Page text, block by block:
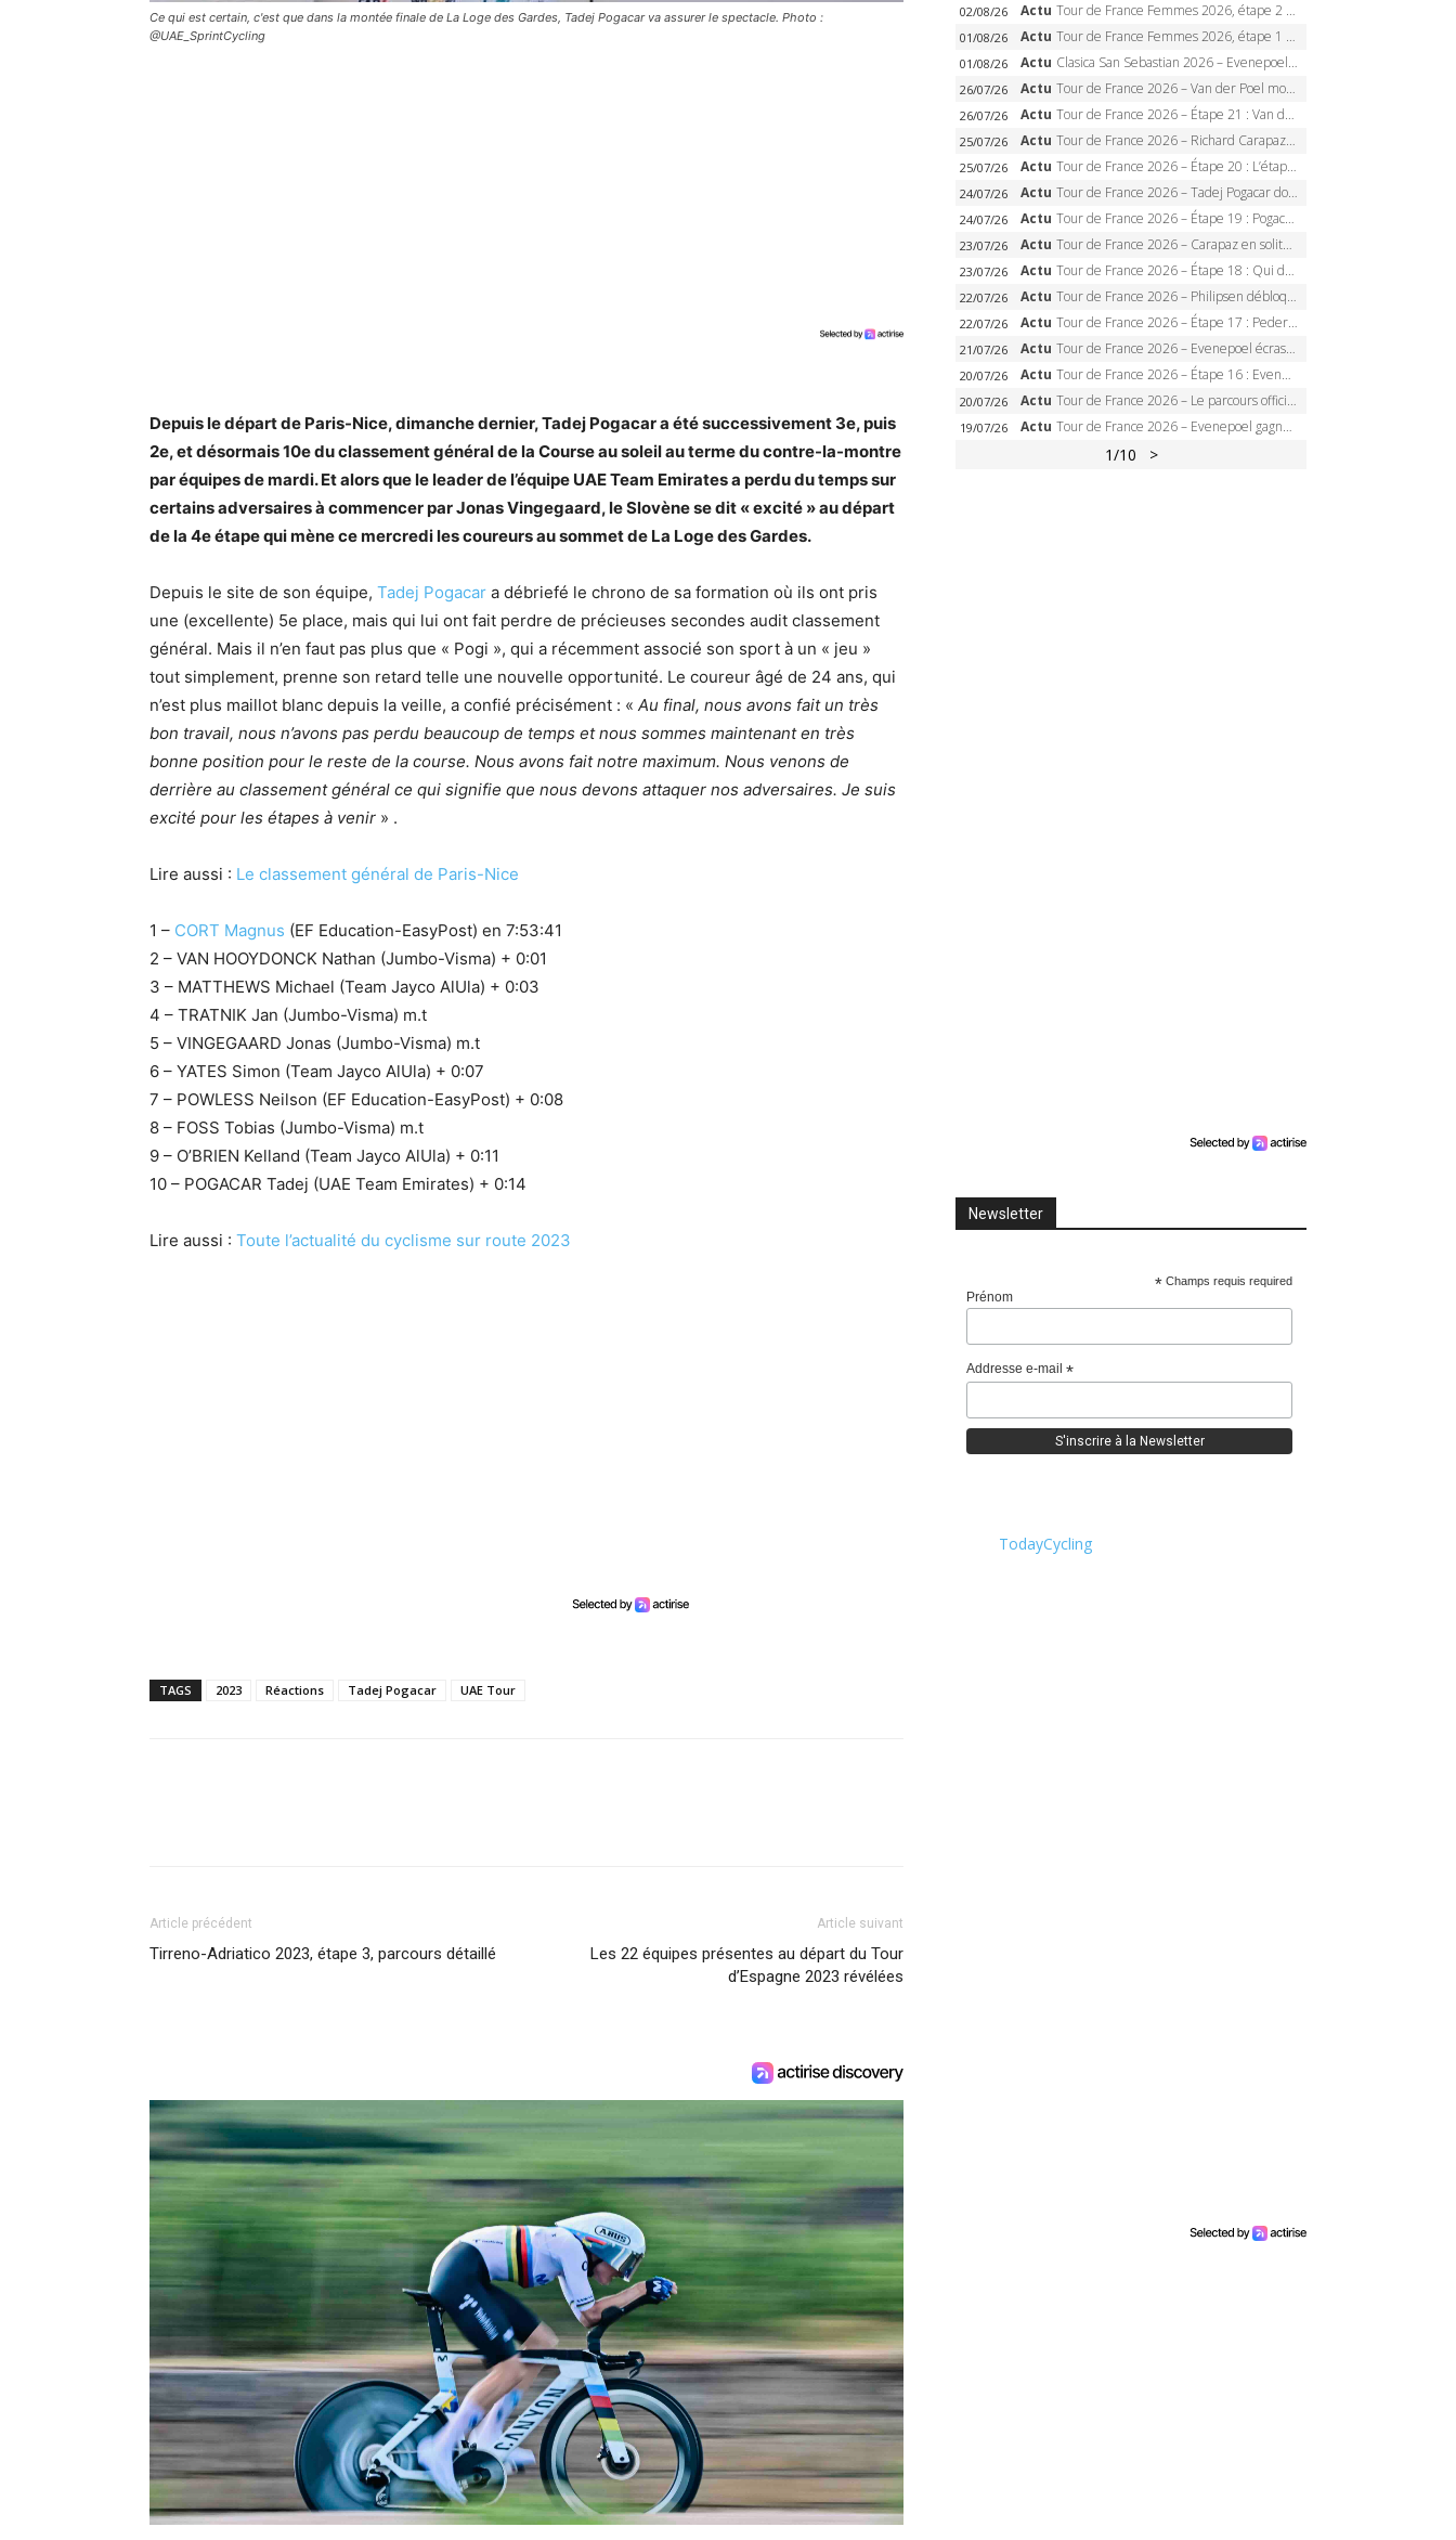
Ce qui est certain, c'est que dans la montée finale de La Loge des Gardes, Tadej Pogacar va assurer le spectacle. Photo :
@UAE_SprintCycling
Depuis le départ de Paris-Nice, dimanche dernier, Tadej Pogacar a été successivement 3e, puis
2e, et désormais 10e du classement général de la Course au soleil au terme du contre-la-montre
par équipes de mardi. Et alors que le leader de l’équipe UAE Team Emirates a perdu du temps sur
certains adversaires à commencer par Jonas Vingegaard, le Slovène se dit « excité » au départ
de la 4e étape qui mène ce mercredi les coureurs au sommet de La Loge des Gardes.
Depuis le site de son équipe, Tadej Pogacar a débriefé le chrono de sa formation où ils ont pris
une (excellente) 5e place, mais qui lui ont fait perdre de précieuses secondes audit classement
général. Mais il n’en faut pas plus que « Pogi », qui a récemment associé son sport à un « jeu »
tout simplement, prenne son retard telle une nouvelle opportunité. Le coureur âgé de 24 ans, qui
n’est plus maillot blanc depuis la veille, a confié précisément : « Au final, nous avons fait un très
bon travail, nous n’avons pas perdu beaucoup de temps et nous sommes maintenant en très
bonne position pour le reste de la course. Nous avons fait notre maximum. Nous venons de
derrière au classement général ce qui signifie que nous devons attaquer nos adversaires. Je suis
excité pour les étapes à venir » .
Lire aussi : Le classement général de Paris-Nice
1 – CORT Magnus (EF Education-EasyPost) en 7:53:41
2 – VAN HOOYDONCK Nathan (Jumbo-Visma) + 0:01
3 – MATTHEWS Michael (Team Jayco AlUla) + 0:03
4 – TRATNIK Jan (Jumbo-Visma) m.t
5 – VINGEGAARD Jonas (Jumbo-Visma) m.t
6 – YATES Simon (Team Jayco AlUla) + 0:07
7 – POWLESS Neilson (EF Education-EasyPost) + 0:08
8 – FOSS Tobias (Jumbo-Visma) m.t
9 – O’BRIEN Kelland (Team Jayco AlUla) + 0:11
10 – POGACAR Tadej (UAE Team Emirates) + 0:14
Lire aussi : Toute l’actualité du cyclisme sur route 2023
TAGS 2023 Réactions Tadej Pogacar UAE Tour
Article précédent
Tirreno-Adriatico 2023, étape 3, parcours détaillé
Article suivant
Les 22 équipes présentes au départ du Tour
d’Espagne 2023 révélées
02/08/26 Actu Tour de France Femmes 2026, étape 2 – Lorena Wiebes doublé à Genève, Markus héroïque, 7e record
01/08/26 Actu Tour de France Femmes 2026, étape 1 – Lorena Wiebes intouchable à Lausanne, premier maillot jaune
01/08/26 Actu Clasica San Sebastian 2026 – Evenepoel recordman, 4e victoire, Carapaz battu au sprint
26/07/26 Actu Tour de France 2026 – Van der Poel monumental à Paris, Pogacar égale le record des cinq sacres
26/07/26 Actu Tour de France 2026 – Étape 21 : Van der Poel, Pogacar, qui succédera à Wout van Aert sur les Champs-Elysées ?
25/07/26 Actu Tour de France 2026 – Richard Carapaz roi des Alpes, doublé et maillot à pois, Seixas perd le podium
25/07/26 Actu Tour de France 2026 – Étape 20 : L’étape reine, Galibier, Sarenne, Alpe d’Huez, qui succédera à Pogacar ?
24/07/26 Actu Tour de France 2026 – Tadej Pogacar dompte l’Alpe d’Huez, 5e victoire, record de Pantani pulvérisé
24/07/26 Actu Tour de France 2026 – Étape 19 : Pogacar peut-il enfin dompter l’Alpe d’Huez ?
23/07/26 Actu Tour de France 2026 – Carapaz en solitaire à Orcières-Merlette, Paret-Peintre à un point du maillot à pois
23/07/26 Actu Tour de France 2026 – Étape 18 : Qui domptera Orcières-Merlette, première marche vers l’Alpe d’Huez ?
22/07/26 Actu Tour de France 2026 – Philipsen débloque son compteur à Voiron, Pedersen en danger pour le maillot vert
22/07/26 Actu Tour de France 2026 – Étape 17 : Pedersen peut-il verrouiller le maillot vert à Voiron ?
21/07/26 Actu Tour de France 2026 – Evenepoel écrase le chrono d’Évian, Seixas 4e, Lipowitz abandonne
20/07/26 Actu Tour de France 2026 – Étape 16 : Evenepoel, Pogacar, Ganna… qui domptera le chrono d’Évian pour redessiner le podium ?
20/07/26 Actu Tour de France 2026 – Le parcours officiel complet : 21 étapes, profils, carte et dates
19/07/26 Actu Tour de France 2026 – Evenepoel gagne à Solaison, Vingegaard abandonne, Pogacar toujours en jaune
1/10 >
Newsletter
* Champs requis required
Prénom
Addresse e-mail *
TodayCycling